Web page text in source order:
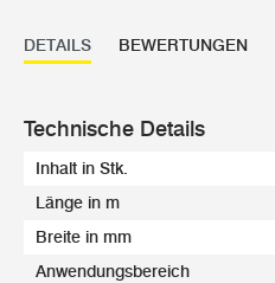
DETAILS BEWERTUNGEN
Technische Details
Inhalt in Stk.
Länge in m
Breite in mm
Anwendungsbereich